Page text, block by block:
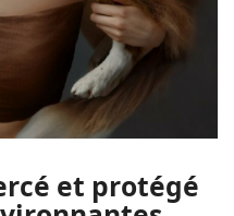
et protégé